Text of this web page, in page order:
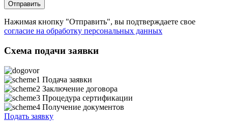
Нажимая кнопку "Отправить", вы подтверждаете свое
согласие на обработку персональных данных
Схема подачи заявки
Подача заявки
Заключение договора
Процедура сертификации
Получение документов
Подать заявку